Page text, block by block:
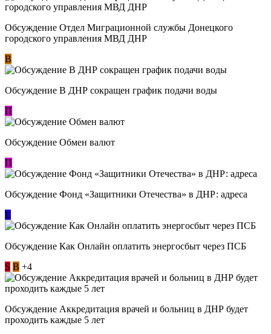
Обсуждение Отдел Миграционной службы Донецкого
городского управления МВД ДНР
В
Обсуждение В ДНР сокращен график подачи воды
П
Обсуждение Обмен валют
П
Обсуждение Фонд «Защитники Отечества» в ДНР: адреса
L
Обсуждение ​Как Онлайн оплатить энергосбыт через ПСБ
S В +4
Обсуждение Аккредитация врачей и больниц в ДНР будет
проходить каждые 5 лет